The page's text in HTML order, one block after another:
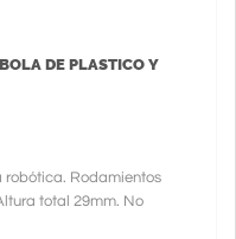
DE PLASTICO Y
Rodamientos
total 29mm. No